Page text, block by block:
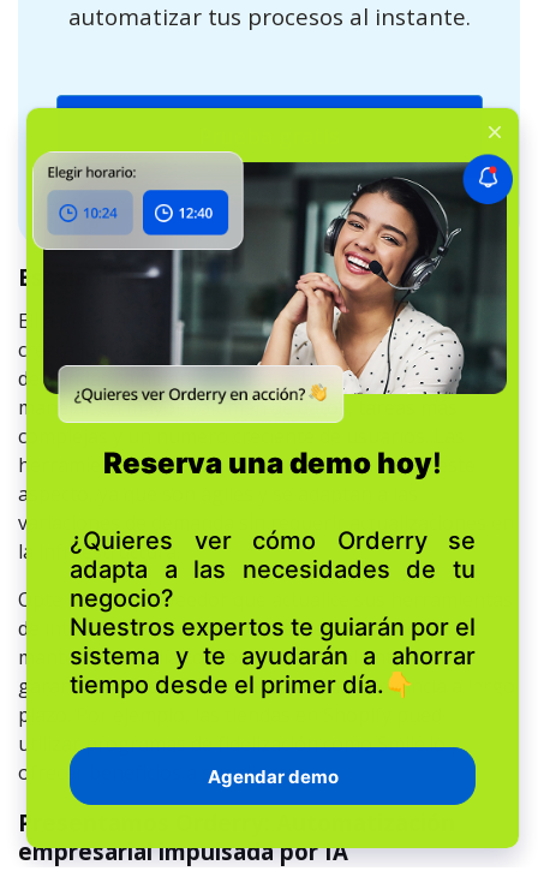
automatizar tus procesos al instante.
Escalabilidad
Elija una herramienta de inteligencia artificial que
crezca junto con su empresa y se adapte a las
demandas cambiantes. Busque una solución capaz de
manejar un mayor volumen de datos, tareas más
complejas y un número creciente de usuarios. Las
herramientas basadas en la nube destacan en este
aspecto, ya que son ágiles y se adaptan a las
variaciones de demanda sin requerir actualizaciones en
la infraestructura.
Opte por un proveedor que actualice sus herramientas
de inteligencia artificial con frecuencia, con el fin de
mantenerse al día con los cambios del entorno,
garantizar la seguridad y asegurar la relevancia a largo
plazo. Por ejemplo, las tiendas en Shopify pueden
utilizar programas de fidelización como Smile.io para
ofrecer beneficios a sus clientes.
Presentamos Orderry: Automatización
empresarial impulsada por IA